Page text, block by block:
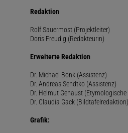
Redaktion
Rolf Sauermost (Projektleiter)
Doris Freudig (Redakteurin)
Erweiterte Redaktion
Dr. Michael Bonk (Assistenz)
Dr. Andreas Sendtko (Assistenz)
Dr. Helmut Genaust
Dr. Claudia Gack (Bildtafelredaktion)
Grafik: